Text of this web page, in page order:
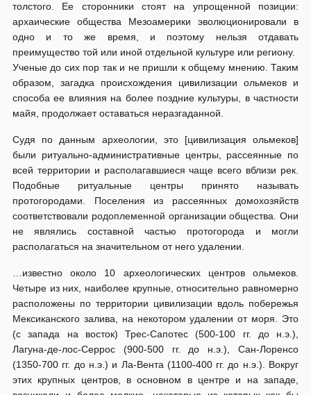
толстого. Ее сторонники стоят на упрощенной позиции:
архаические общества Мезоамерики эволюционировали в
одно и то же время, и поэтому нельзя отдавать
преимущество той или иной отдельной культуре или региону.
Ученые до сих пор так и не пришли к общему мнению. Таким
образом, загадка происхождения цивилизации ольмеков и
способа ее влияния на более поздние культуры, в частности
майя, продолжает оставаться неразгаданной.
Судя по данным археологии, это [цивилизация ольмеков]
были ритуально-административные центры, рассеянные по
всей территории и располагавшиеся чаще всего вблизи рек.
Подобные ритуальные центры принято называть
протогородами. Поселения из рассеянных домохозяйств
соответствовали родоплеменной организации общества. Они
не являлись составной частью протогорода и могли
располагаться на значительном от него удалении.
…известно около 10 археологических центров ольмеков.
Четыре из них, наиболее крупные, относительно равномерно
расположены по территории цивилизации вдоль побережья
Мексиканского залива, на некотором удалении от моря. Это
(с запада на восток) Трес-Сапотес (500-100 гг. до н.э.),
Лагуна-де-лос-Серрос (900-500 гг. до н.э.), Сан-Лоренсо
(1350-700 гг. до н.э.) и Ла-Вента (1100-400 гг. до н.э.). Вокруг
этих крупных центров, в основном в центре и на западе,